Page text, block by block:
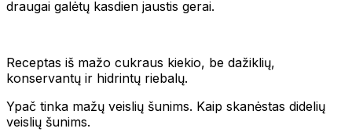
draugai galėtų kasdien jaustis gerai.
Receptas iš mažo cukraus kiekio, be dažiklių,
konservantų ir hidrintų riebalų.
Ypač tinka mažų veislių šunims. Kaip skanėstas didelių
veislių šunims.